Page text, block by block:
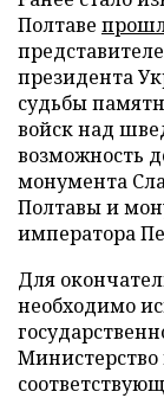
Полтаве
президента
судьбы
войск над
возможность
монумента
Полтавы и
императора
Для
необходимо